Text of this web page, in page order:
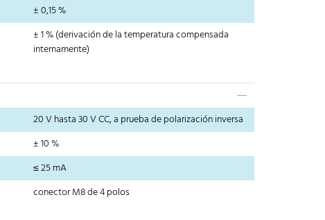
± 0,15 %
± 1 % (derivación de la temperatura compensada
internamente)
20 V hasta 30 V CC, a prueba de polarización inversa
± 10 %
≤ 25 mA
conector M8 de 4 polos